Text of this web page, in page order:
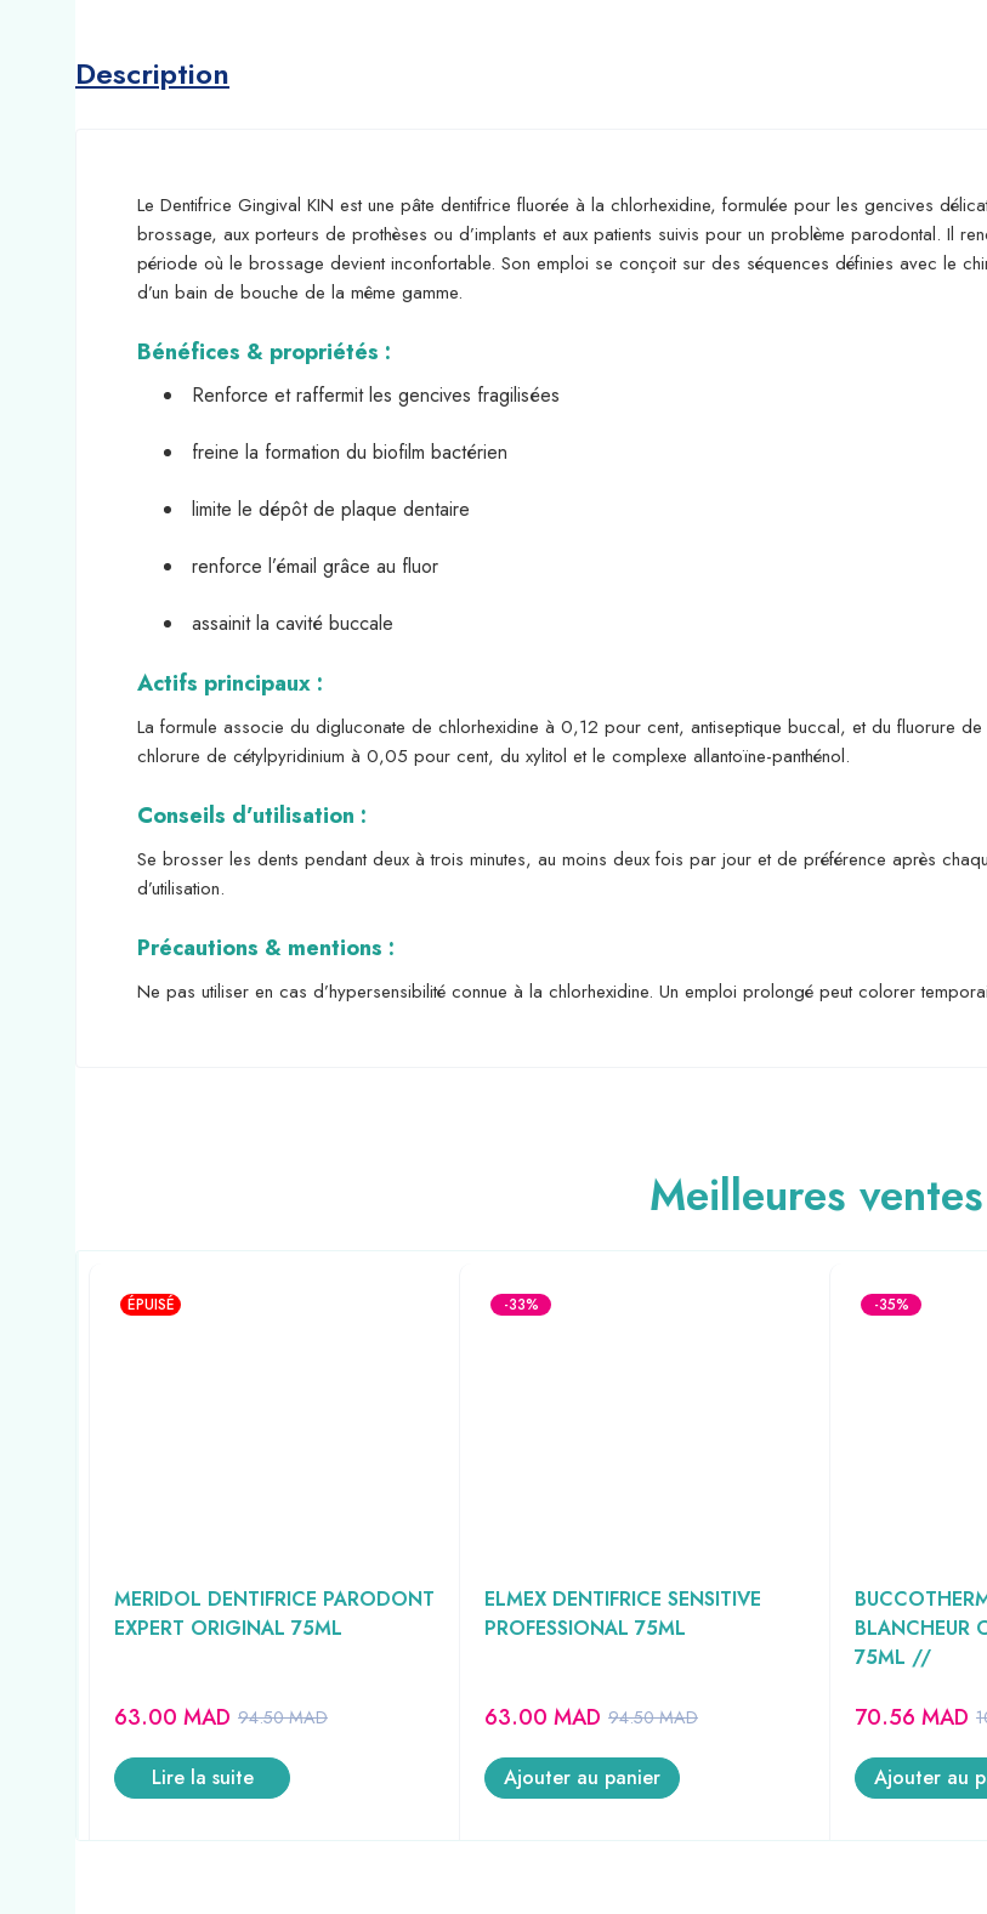
Description
Le Dentifrice Gingival KIN est une pâte dentifrice fluorée à la chlorhexidine, formulée pour les gencives
brossage, aux porteurs de prothèses ou d’implants et aux patients suivis pour un problème parodontal. Il
période où le brossage devient inconfortable. Son emploi se conçoit sur des séquences définies avec le
d’un bain de bouche de la même gamme.
Bénéfices & propriétés :
Renforce et raffermit les gencives fragilisées
freine la formation du biofilm bactérien
limite le dépôt de plaque dentaire
renforce l’émail grâce au fluor
assainit la cavité buccale
Actifs principaux :
La formule associe du digluconate de chlorhexidine à 0,12 pour cent, antiseptique buccal, et du fluorure
chlorure de cétylpyridinium à 0,05 pour cent, du xylitol et le complexe allantoïne-panthénol.
Conseils d’utilisation :
Se brosser les dents pendant deux à trois minutes, au moins deux fois par jour et de préférence après
d’utilisation.
Précautions & mentions :
Ne pas utiliser en cas d’hypersensibilité connue à la chlorhexidine. Un emploi prolongé peut colorer
Meilleures ventes
ÉPUISÉ
MERIDOL DENTIFRICE PARODONT
EXPERT ORIGINAL 75ML
94.50MAD
63.00 MAD
Lire la suite
-33%
ELMEX DENTIFRICE SENSITIVE
PROFESSIONAL 75ML
94.50MAD
63.00 MAD
Ajouter au panier
-35%
BLANCHEUR
75ML //
70.56 MAD
Ajouter au